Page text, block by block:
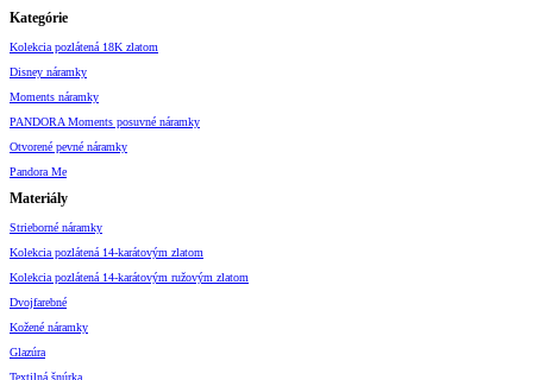
Kategórie
Kolekcia pozlátená 18K zlatom
Disney náramky
Moments náramky
PANDORA Moments posuvné náramky
Otvorené pevné náramky
Pandora Me
Materiály
Strieborné náramky
Kolekcia pozlátená 14-karátovým zlatom
Kolekcia pozlátená 14-karátovým ružovým zlatom
Dvojfarebné
Kožené náramky
Glazúra
Textilná šnúrka